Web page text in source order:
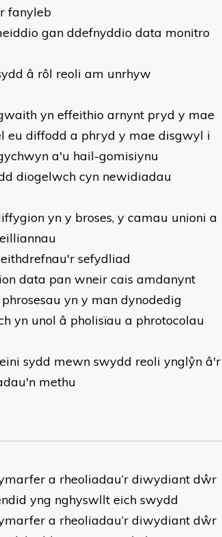
fanyleb
gan ddefnyddio data monitro
â rôl reoli am unrhyw
yn effeithio arnynt pryd y mae
eu diffodd a phryd y mae disgwyl i
a'u hail-gomisiynu
diogelwch cyn newidiadau
yn y broses, y camau unioni a
sefydliad
data pan wneir cais amdanynt
yn y man dynodedig
yn unol â pholisïau a phrotocolau
sydd mewn swydd reoli ynglŷn â'r
methu
a rheoliadau’r diwydiant dŵr
yng nghyswllt eich swydd
a rheoliadau’r diwydiant dŵr